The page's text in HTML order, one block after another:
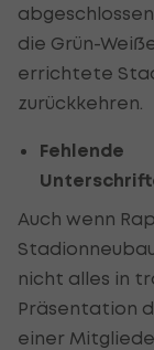
die Grün-
errichtete
zurückkehren.
Fehlende
Auch wenn
nicht alles in
Präsentation
einer